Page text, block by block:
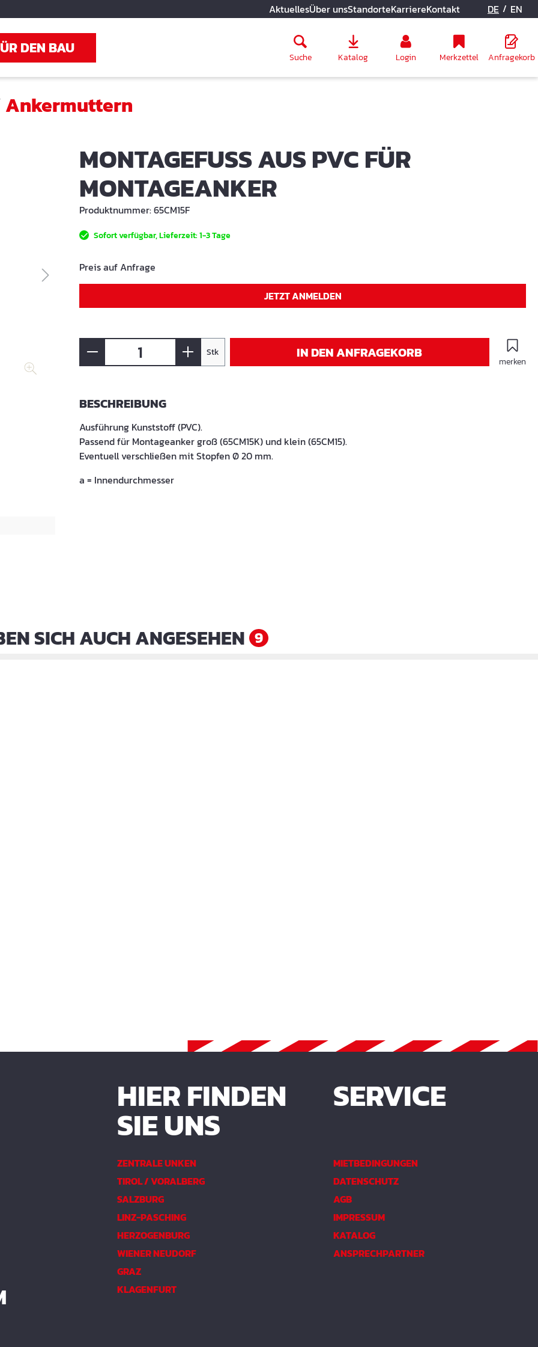
AktuellesÜber unsStandorteKarriereKontakt DE / EN
DEN BAU Suche Katalog Login Merkzettel Anfragekorb
Ankermuttern
MONTAGEFUSS AUS PVC FÜR M
ONTAGEANKER
Produktnummer:65CM15F
Sofort verfügbar, Lieferzeit: 1-3 Tage
Preis auf Anfrage
JETZT ANMELDEN
Stk IN DEN ANFRAGEKORB
merken
BESCHREIBUNG
Ausführung Kunststoff (PVC).
Passend für Montageanker groß (65CM15K) und klein (65CM15).
Eventuell verschließen mit Stopfen Ø 20 mm.
a = Innendurchmesser
SICH AUCH ANGESEHEN 9
HIER FINDEN
SIE UNS
ZENTRALE UNKEN
TIROL / VORALBERG
SALZBURG
LINZ-PASCHING
HERZOGENBURG
WIENER NEUDORF
GRAZ
KLAGENFURT
SERVICE
MIETBEDINGUNGEN
DATENSCHUTZ
AGB
IMPRESSUM
KATALOG
ANSPRECHPARTNER